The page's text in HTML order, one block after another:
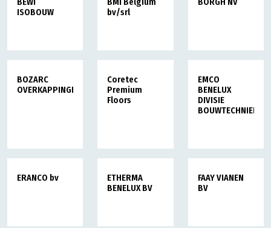
BEWI
ISOBOUW
BMI Belgium
bv/srl
BORGH NV
BOZARC
OVERKAPPINGEN
Coretec
Premium
Floors
EMCO
BENELUX
DIVISIE
BOUWTECHNIEK
ERANCO bv
ETHERMA
BENELUX BV
FAAY VIANEN
BV